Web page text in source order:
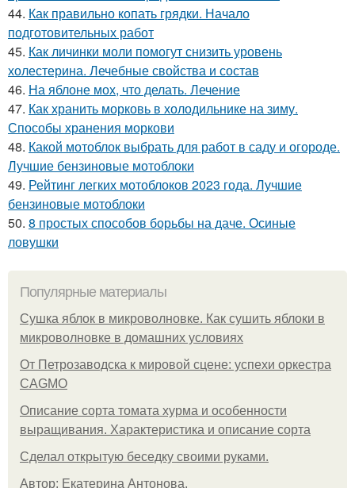
44. Как правильно копать грядки. Начало
подготовительных работ
45. Как личинки моли помогут снизить уровень
холестерина. Лечебные свойства и состав
46. На яблоне мох, что делать. Лечение
47. Как хранить морковь в холодильнике на зиму.
Способы хранения моркови
48. Какой мотоблок выбрать для работ в саду и огороде.
Лучшие бензиновые мотоблоки
49. Рейтинг легких мотоблоков 2023 года. Лучшие
бензиновые мотоблоки
50. 8 простых способов борьбы на даче. Осиные
ловушки
Популярные материалы
Сушка яблок в микроволновке. Как сушить яблоки в
микроволновке в домашних условиях
От Петрозаводска к мировой сцене: успехи оркестра
CAGMO
Описание сорта томата хурма и особенности
выращивания. Характеристика и описание сорта
Сделал открытую беседку своими руками.
Автор: Екатерина Антонова.